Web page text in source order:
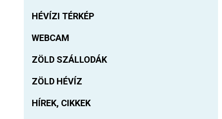
HÉVÍZI TÉRKÉP
WEBCAM
ZÖLD SZÁLLODÁK
ZÖLD HÉVÍZ
HÍREK, CIKKEK